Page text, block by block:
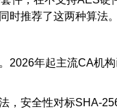
时推荐了这两种算法。
2026年起主流CA机
，安全性对标SHA-